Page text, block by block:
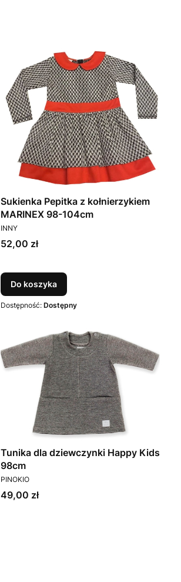
Sukienka Pepitka z kołnierzykiem
MARINEX 98-104cm
PRODUCENT
INNY
Cena
52,00 zł
Do koszyka
Dostępność: Dostępny
Tunika dla dziewczynki Happy Kids
98cm
PRODUCENT
PINOKIO
Cena
49,00 zł